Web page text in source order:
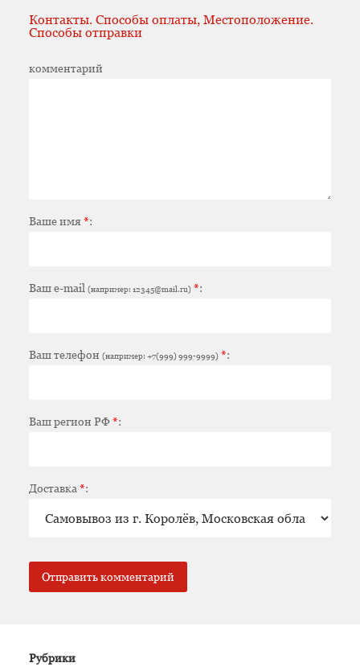
Контакты. Способы оплаты, Местоположение.
Способы отправки
комментарий
Ваше имя*:
Ваш e-mail (например: 12345@mail.ru) *:
Ваш телефон (например: +7(999) 999-9999) *:
Ваш регион РФ*:
Доставка *:
Рубрики